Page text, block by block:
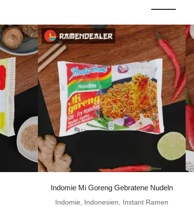
Indomie Mi Goreng Gebratene Nudeln
Indomie Indonesien Instant Ramen